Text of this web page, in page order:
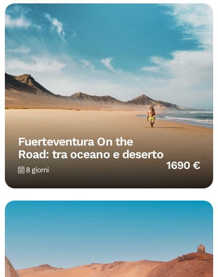
Fuerteventura On the
Road: tra oceano e deserto
8 giorni 1690 €